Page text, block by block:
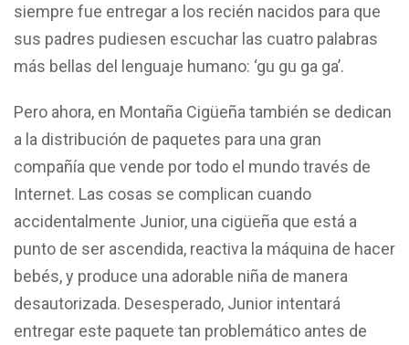
siempre fue entregar a los recién nacidos para que
sus padres pudiesen escuchar las cuatro palabras
más bellas del lenguaje humano: ‘gu gu ga ga’.
Pero ahora, en Montaña Cigüeña también se dedican
a la distribución de paquetes para una gran
compañía que vende por todo el mundo través de
Internet. Las cosas se complican cuando
accidentalmente Junior, una cigüeña que está a
punto de ser ascendida, reactiva la máquina de hacer
bebés, y produce una adorable niña de manera
desautorizada. Desesperado, Junior intentará
entregar este paquete tan problemático antes de